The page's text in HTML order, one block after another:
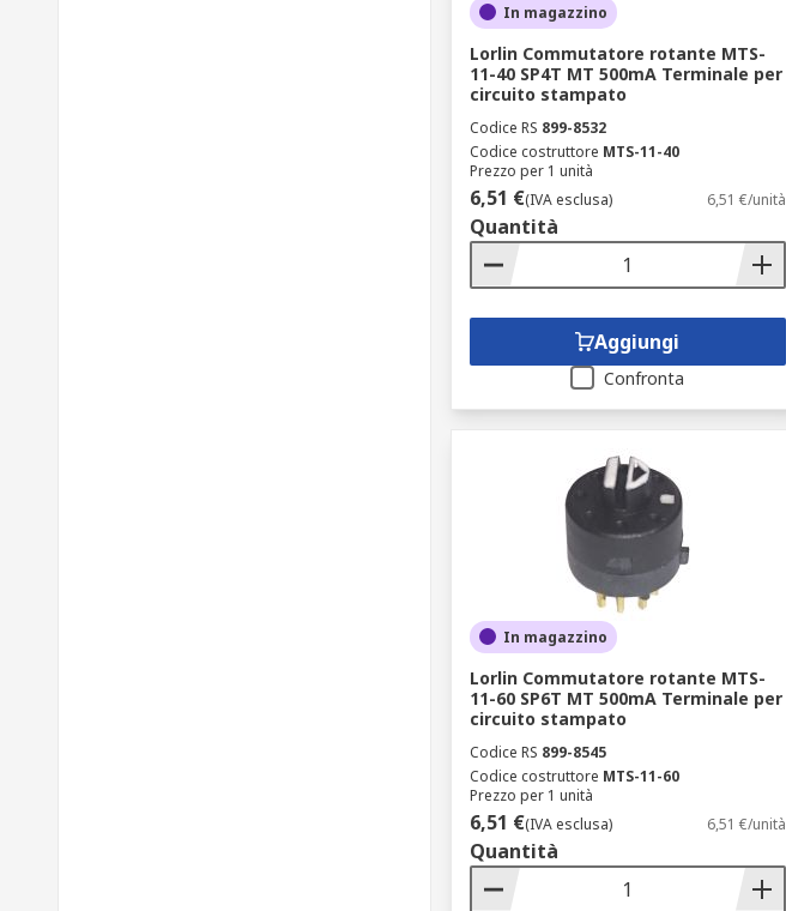
In magazzino
Lorlin Commutatore rotante MTS-
11-40 SP4T MT 500mA Terminale per
circuito stampato
Codice RS 899-8532
Codice costruttore MTS-11-40
Prezzo per 1 unità
6,51 €(IVA esclusa) 6,51 €/unità
Quantità
Aggiungi
Confronta
In magazzino
Lorlin Commutatore rotante MTS-
11-60 SP6T MT 500mA Terminale per
circuito stampato
Codice RS 899-8545
Codice costruttore MTS-11-60
Prezzo per 1 unità
6,51 €(IVA esclusa) 6,51 €/unità
Quantità